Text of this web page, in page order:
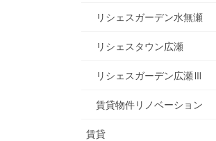
リシェスガーデン水無瀬
リシェスタウン広瀬
リシェスガーデン広瀬Ⅲ
賃貸物件リノベーション
賃貸